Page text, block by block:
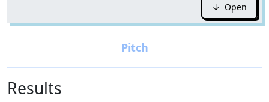
↓ Open
Results